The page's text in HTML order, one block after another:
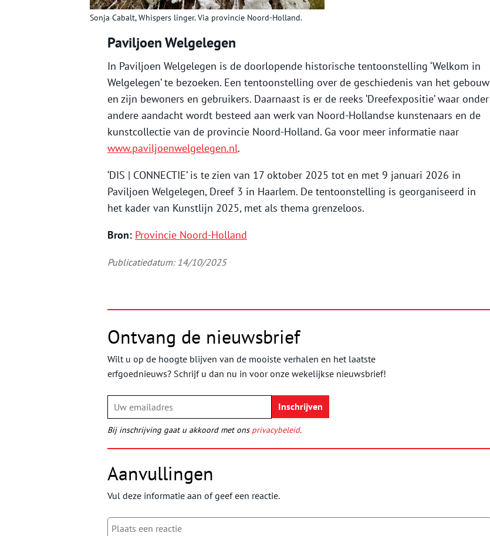
Sonja Cabalt, Whispers linger. Via provincie Noord-Holland.
Paviljoen Welgelegen
In Paviljoen Welgelegen is de doorlopende historische tentoonstelling ‘Welkom in
Welgelegen’ te bezoeken. Een tentoonstelling over de geschiedenis van het gebouw
en zijn bewoners en gebruikers. Daarnaast is er de reeks ‘Dreefexpositie’ waar onder
andere aandacht wordt besteed aan werk van Noord-Hollandse kunstenaars en de
kunstcollectie van de provincie Noord-Holland. Ga voor meer informatie naar
www.paviljoenwelgelegen.nl.
‘DIS | CONNECTIE’ is te zien van 17 oktober 2025 tot en met 9 januari 2026 in
Paviljoen Welgelegen, Dreef 3 in Haarlem. De tentoonstelling is georganiseerd in
het kader van Kunstlijn 2025, met als thema grenzeloos.
Bron: Provincie Noord-Holland
Publicatiedatum: 14/10/2025
Ontvang de nieuwsbrief
Wilt u op de hoogte blijven van de mooiste verhalen en het laatste
erfgoednieuws? Schrijf u dan nu in voor onze wekelijkse nieuwsbrief!
Bij inschrijving gaat u akkoord met ons privacybeleid.
Aanvullingen
Vul deze informatie aan of geef een reactie.